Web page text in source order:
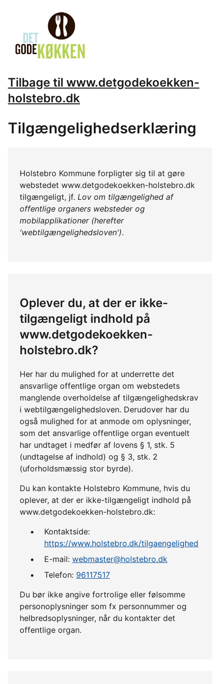
Tilbage til www.detgodekoekken-
holstebro.dk
Tilgængelighedserklæring
Holstebro Kommune forpligter sig til at gøre
webstedet www.detgodekoekken-holstebro.dk
tilgængeligt, jf. Lov om tilgængelighed af
offentlige organers websteder og
mobilapplikationer (herefter
'webtilgængelighedsloven').
Oplever du, at der er ikke-
tilgængeligt indhold på
www.detgodekoekken-
holstebro.dk?
Her har du mulighed for at underrette det
ansvarlige offentlige organ om webstedets
manglende overholdelse af tilgængelighedskrav
i webtilgængelighedsloven. Derudover har du
også mulighed for at anmode om oplysninger,
som det ansvarlige offentlige organ eventuelt
har undtaget i medfør af lovens § 1, stk. 5
(undtagelse af indhold) og § 3, stk. 2
(uforholdsmæssig stor byrde).
Du kan kontakte Holstebro Kommune, hvis du
oplever, at der er ikke-tilgængeligt indhold på
www.detgodekoekken-holstebro.dk:
Kontaktside:
https://www.holstebro.dk/tilgaengelighed
E-mail: webmaster@holstebro.dk
Telefon: 96117517
Du bør ikke angive fortrolige eller følsomme
personoplysninger som fx personnummer og
helbredsoplysninger, når du kontakter det
offentlige organ.